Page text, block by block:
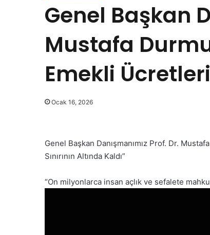
Genel Başkan
Mustafa
Emekli
Ocak 16, 2026
Genel Başkan Danışmanımız Prof. Dr.
Sınırının Altında Kaldı”
“On milyonlarca insan açlık ve sefalete